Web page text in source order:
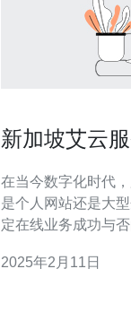
新加坡艾云
在当今数字化时代
是个人网站还是大
定在线业务成功与
务器的高性能和可
2025年2月11日